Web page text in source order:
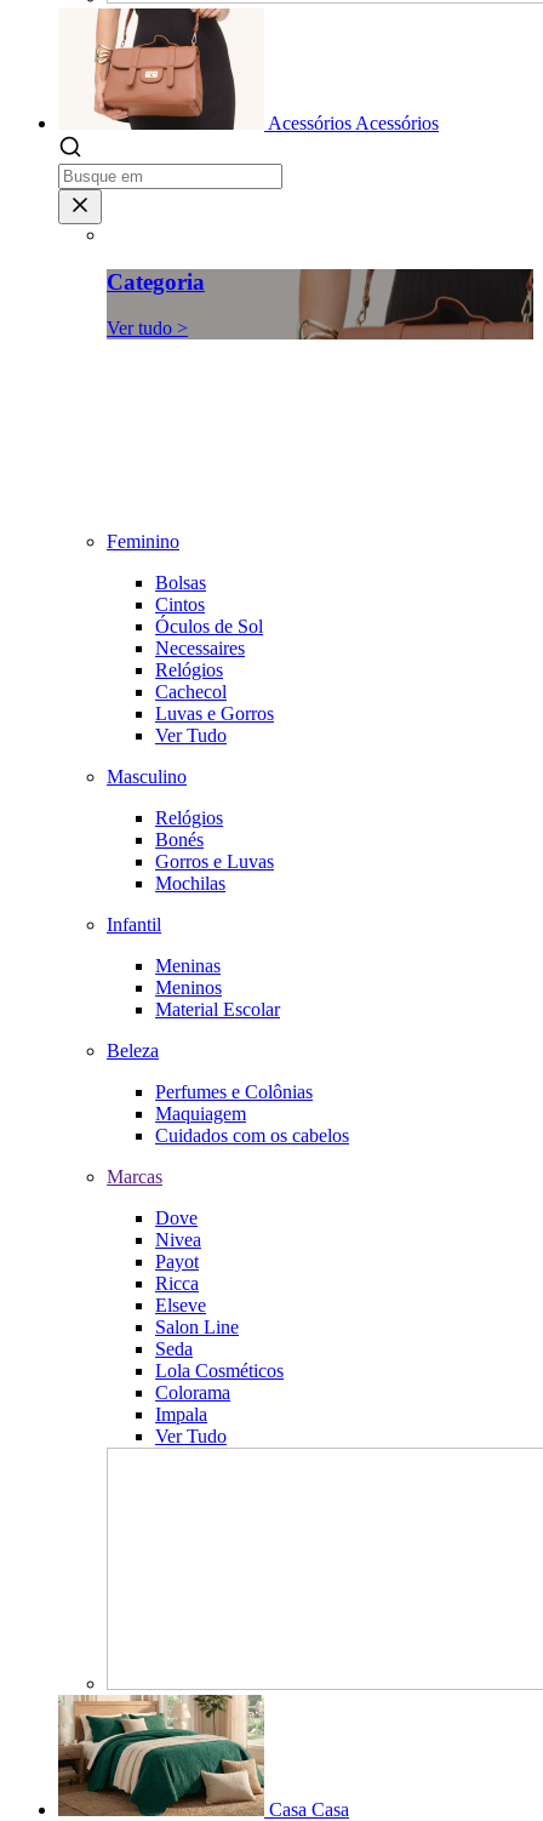
Acessórios Acessórios
Categoria
Ver tudo >
Feminino
Bolsas
Cintos
Óculos de Sol
Necessaires
Relógios
Cachecol
Luvas e Gorros
Ver Tudo
Masculino
Relógios
Bonés
Gorros e Luvas
Mochilas
Infantil
Meninas
Meninos
Material Escolar
Beleza
Perfumes e Colônias
Maquiagem
Cuidados com os cabelos
Marcas
Dove
Nivea
Payot
Ricca
Elseve
Salon Line
Seda
Lola Cosméticos
Colorama
Impala
Ver Tudo
Casa Casa